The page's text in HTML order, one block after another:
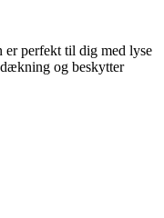
er perfekt til dig med lyse
og beskytter